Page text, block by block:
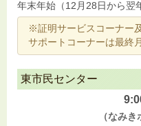
年末年始（12月28日から翌
※証明サービスコーナー
サポートコーナーは最終
東市民センター
（なみき